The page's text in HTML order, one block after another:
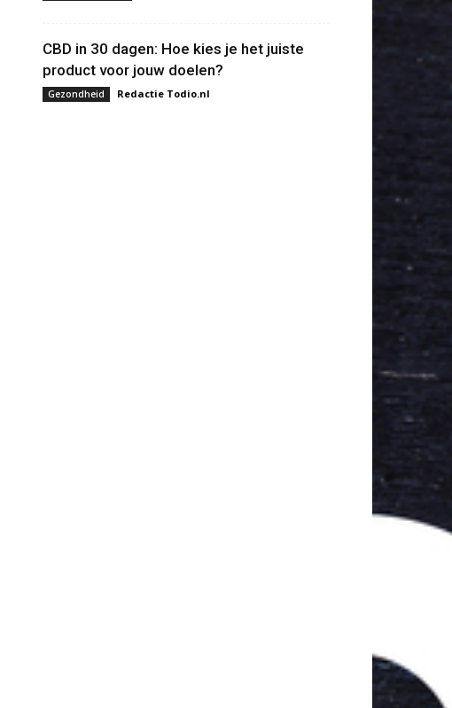
CBD in 30 dagen: Hoe kies je het juiste
product voor jouw doelen?
Gezondheid Redactie Todio.nl